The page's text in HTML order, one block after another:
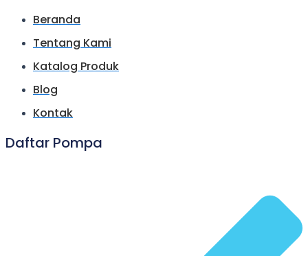
Beranda
Tentang Kami
Katalog Produk
Blog
Kontak
Daftar Pompa